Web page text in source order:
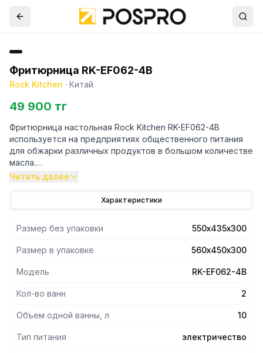
Фритюрница RK-EF062-4B
Rock Kitchen · Китай
49 900 тг
Фритюрница настольная Rock Kitchen RK-EF062-4B
используется на предприятиях общественного питания
для обжарки различных продуктов в большом количестве
масла.
Корпус изготовлен из нержавеющей стали. Защита от
Независимая регулировка температуры в каждой ванне.
Читать далее
Характеристики
Размер без упаковки 550х435х300
Размер в упаковке 560х450х300
Модель RK-EF062-4B
Кол-во ванн 2
Объем одной ванны, л 10
Тип питания электричество